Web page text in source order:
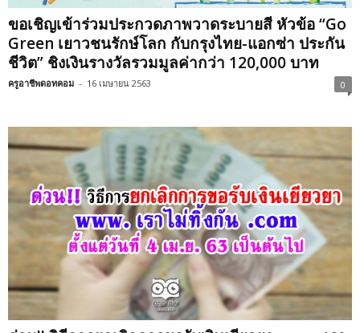
ขอเชิญเข้าร่วมประกวดภาพวาดระบายสี หัวข้อ “Go
Green เยาวชนรักษ์โลก กับกรุงไทย-แอกซ่า ประกัน
ชีวิต” ชิงเงินรางวัลรวมมูลค่ากว่า 120,000 บาท
ครูอาชีพดอทคอม - 16 เมษายน 2563 0